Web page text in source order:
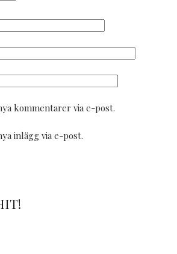
kommentarer via e-post.
inlägg via e-post.